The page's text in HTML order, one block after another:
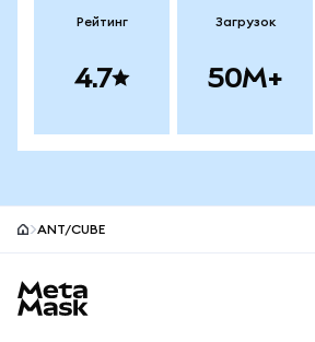
Рейтинг
4.7
Загрузок
50M+
ANT/CUBE